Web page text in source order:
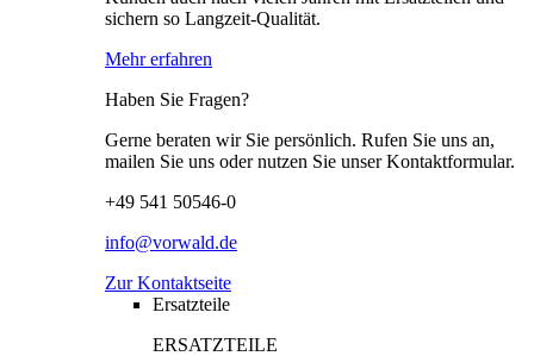
sichern so Langzeit-Qualität.
Mehr erfahren
Haben Sie Fragen?
Gerne beraten wir Sie persönlich. Rufen Sie uns an,
mailen Sie uns oder nutzen Sie unser Kontaktformular.
+49 541 50546-0
info@vorwald.de
Zur Kontaktseite
Ersatzteile
ERSATZTEILE